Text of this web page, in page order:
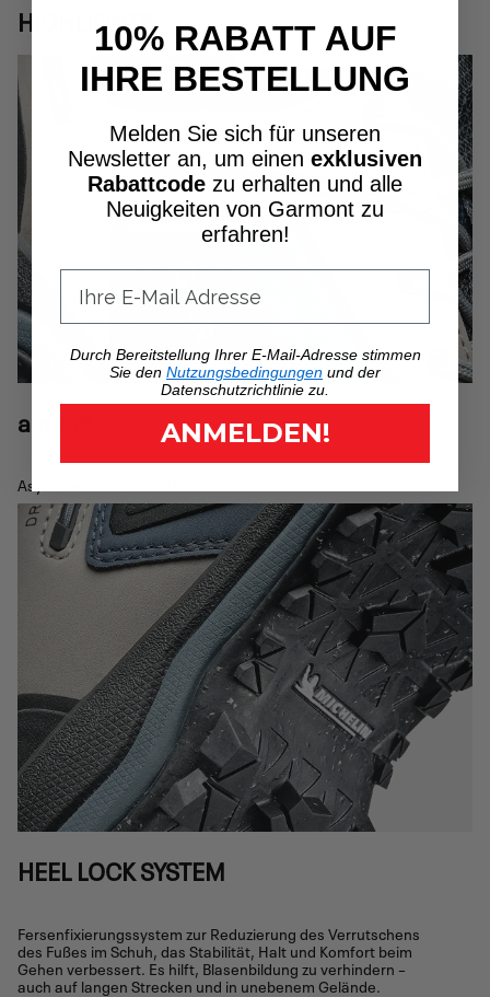
HIGHLIGHTS
a.d.d.®
Asymmetrischer Schaftabschluss
HEEL LOCK SYSTEM
Fersenfixierungssystem zur Reduzierung des Verrutschens
des Fußes im Schuh, das Stabilität, Halt und Komfort beim
Gehen verbessert. Es hilft, Blasenbildung zu verhindern –
auch auf langen Strecken und in unebenem Gelände.
10% RABATT AUF
IHRE BESTELLUNG
Melden Sie sich für unseren
Newsletter an, um einen exklusiven
Rabattcode zu erhalten und alle
Neuigkeiten von Garmont zu
erfahren!
Durch Bereitstellung Ihrer E-Mail-Adresse stimmen
Sie den Nutzungsbedingungen und der
Datenschutzrichtlinie zu.
ANMELDEN!